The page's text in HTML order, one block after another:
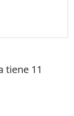
tiene 11